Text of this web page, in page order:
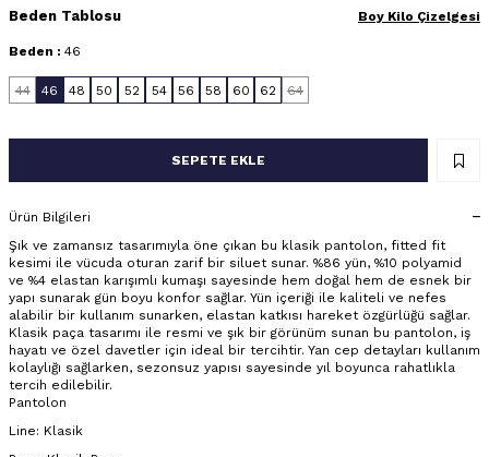
Beden Tablosu Boy Kilo Çizelgesi
Beden : 46
44 46 48 50 52 54 56 58 60 62 64
SEPETE EKLE
Ürün Bilgileri
Şık ve zamansız tasarımıyla öne çıkan bu klasik pantolon, fitted fit
kesimi ile vücuda oturan zarif bir siluet sunar. %86 yün, %10 polyamid
ve %4 elastan karışımlı kumaşı sayesinde hem doğal hem de esnek bir
yapı sunarak gün boyu konfor sağlar. Yün içeriği ile kaliteli ve nefes
alabilir bir kullanım sunarken, elastan katkısı hareket özgürlüğü sağlar.
Klasik paça tasarımı ile resmi ve şık bir görünüm sunan bu pantolon, iş
hayatı ve özel davetler için ideal bir tercihtir. Yan cep detayları kullanım
kolaylığı sağlarken, sezonsuz yapısı sayesinde yıl boyunca rahatlıkla
tercih edilebilir.
Pantolon
Line: Klasik